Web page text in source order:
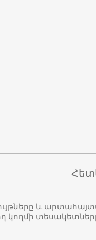
և
կողմի